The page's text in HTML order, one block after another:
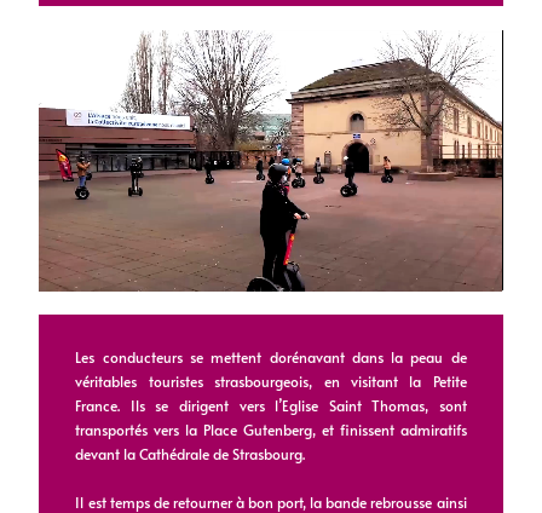
Les conducteurs se mettent dorénavant dans la peau de
véritables touristes strasbourgeois, en visitant la Petite
France. Ils se dirigent vers l’Eglise Saint Thomas, sont
transportés vers la Place Gutenberg, et finissent admiratifs
devant la Cathédrale de Strasbourg.
Il est temps de retourner à bon port, la bande rebrousse ainsi